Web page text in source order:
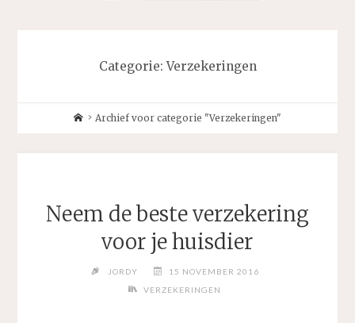
Categorie:Verzekeringen
HomeArchief voor categorie "Verzekeringen"
Neem de beste verzekering
voor je huisdier
JORDY
15 NOVEMBER 2016
VERZEKERINGEN